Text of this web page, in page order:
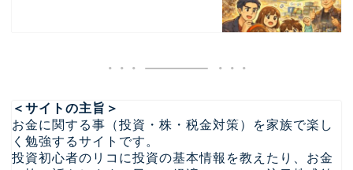
＜サイトの主旨＞
お金に関する事（投資・株・税金対策）を家族で楽し
く勉強するサイトです。
投資初心者のリコに投資の基本情報を教えたり、お金